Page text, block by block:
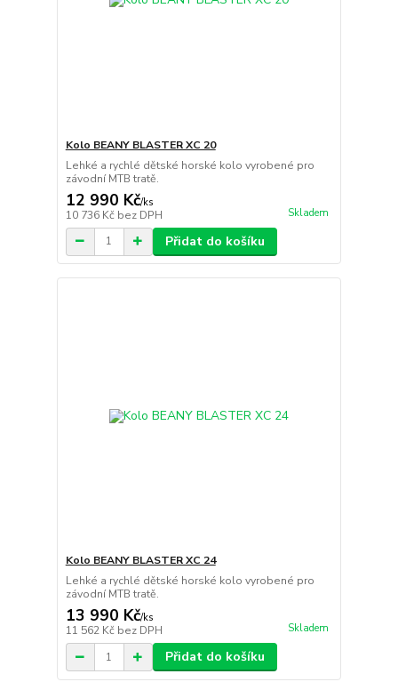
Kolo BEANY BLASTER XC 20
Lehké a rychlé dětské horské kolo vyrobené pro
závodní MTB tratě.
12 990 Kč/ks
10 736 Kč bez DPH Skladem
Přidat do košíku
Kolo BEANY BLASTER XC 24
Lehké a rychlé dětské horské kolo vyrobené pro
závodní MTB tratě.
13 990 Kč/ks
11 562 Kč bez DPH Skladem
Přidat do košíku